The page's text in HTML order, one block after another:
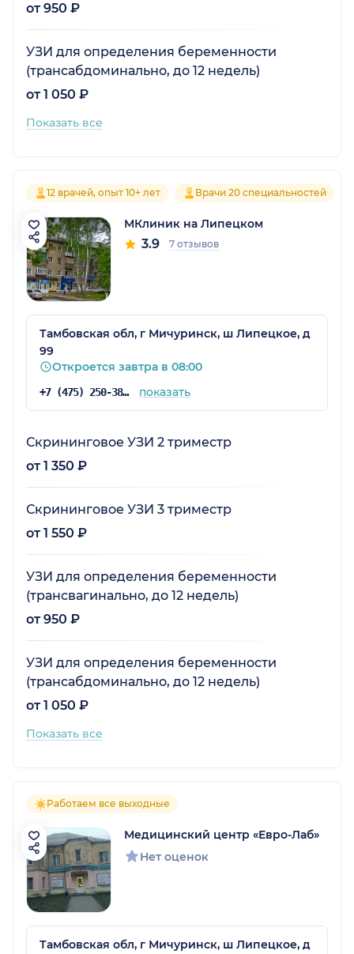
от 950 ₽
УЗИ для определения беременности
(трансабдоминально, до 12 недель)
от 1 050 ₽
Показать все
12 врачей, опыт 10+ лет Врачи 20 специальностей
МКлиник на Липецком
3.9 7 отзывов
Тамбовская обл, г Мичуринск, ш Липецкое, д
99
Откроется завтра в 08:00
+7 (475) 250-38-17 показать
Скрининговое УЗИ 2 триместр
от 1 350 ₽
Скрининговое УЗИ 3 триместр
от 1 550 ₽
УЗИ для определения беременности
(трансвагинально, до 12 недель)
от 950 ₽
УЗИ для определения беременности
(трансабдоминально, до 12 недель)
от 1 050 ₽
Показать все
Работаем все выходные
Медицинский центр «Евро-Лаб»
Нет оценок
Тамбовская обл, г Мичуринск, ш Липецкое, д